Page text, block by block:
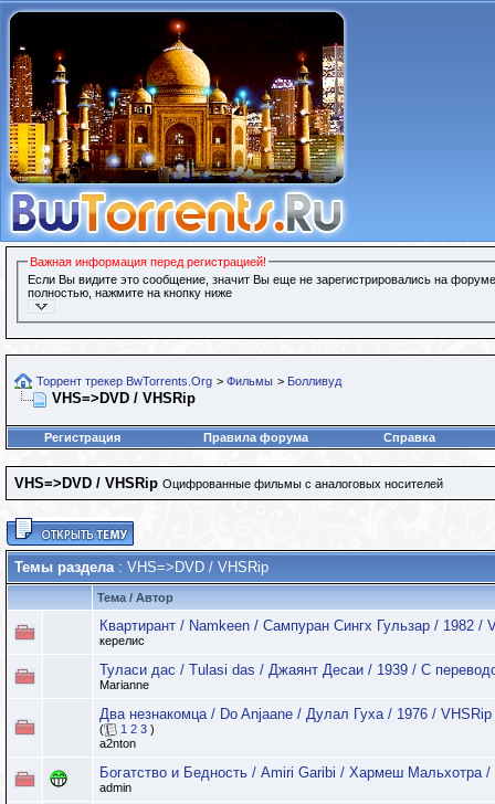
Важная информация перед регистрацией!
Если Вы видите это сообщение, значит Вы еще не зарегистрировались на
полностью, нажмите на кнопку ниже
Торрент трекер BwTorrents.Org > Фильмы > Болливуд
VHS=>DVD / VHSRip
Регистрация Правила форума Справка
VHS=>DVD / VHSRip Оцифрованные фильмы с аналоговых носителей
Темы раздела: VHS=>DVD / VHSRip
Тема / Автор
Квартирант / Namkeen / Сампуран Сингх Гульзар / 1982 /
керелис
Туласи дас / Tulasi das / Джаянт Десаи / 1939 / С
Marianne
Два незнакомца / Do Anjaane / Дулал Гуха / 1976 / VHSRip
( 1 2 3 )
a2nton
Богатство и Бедность / Amiri Garibi / Хармеш Мальхотра
admin